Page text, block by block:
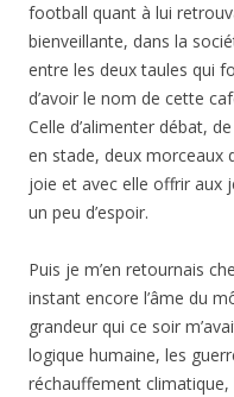
football quant à lui
bienveillante, dans la
entre les deux taules qui
d’avoir le nom de cette
Celle d’alimenter débat,
en stade, deux morceaux
joie et avec elle offrir aux
un peu d’espoir.
Puis je m’en retournais
instant encore l’âme du
grandeur qui ce soir
logique humaine, les
réchauffement